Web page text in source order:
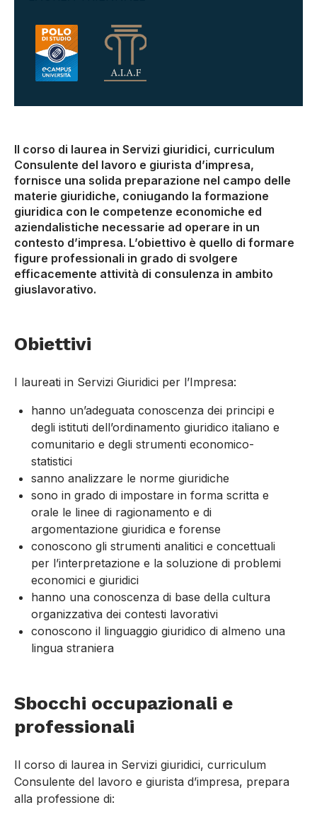
Il corso di laurea in Servizi giuridici, curriculum
Consulente del lavoro e giurista d’impresa,
fornisce una solida preparazione nel campo delle
materie giuridiche, coniugando la formazione
giuridica con le competenze economiche ed
aziendalistiche necessarie ad operare in un
contesto d’impresa. L’obiettivo è quello di formare
figure professionali in grado di svolgere
efficacemente attività di consulenza in ambito
giuslavorativo.
Obiettivi
I laureati in Servizi Giuridici per l’Impresa:
hanno un’adeguata conoscenza dei principi e
degli istituti dell’ordinamento giuridico italiano e
comunitario e degli strumenti economico-
statistici
sanno analizzare le norme giuridiche
sono in grado di impostare in forma scritta e
orale le linee di ragionamento e di
argomentazione giuridica e forense
conoscono gli strumenti analitici e concettuali
per l’interpretazione e la soluzione di problemi
economici e giuridici
hanno una conoscenza di base della cultura
organizzativa dei contesti lavorativi
conoscono il linguaggio giuridico di almeno una
lingua straniera
Sbocchi occupazionali e
professionali
Il corso di laurea in Servizi giuridici, curriculum
Consulente del lavoro e giurista d’impresa, prepara
alla professione di: